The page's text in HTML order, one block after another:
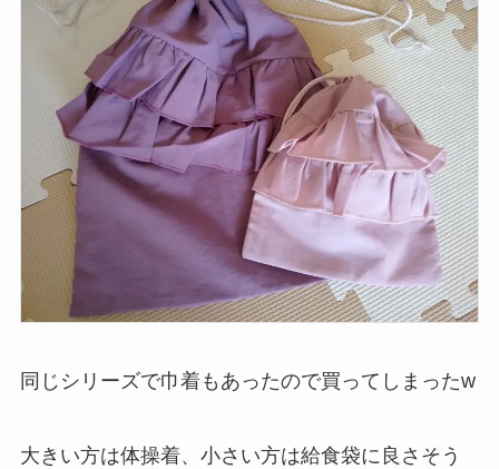
同じシリーズで巾着もあったので買ってしまったw
大きい方は体操着、小さい方は給食袋に良さそう